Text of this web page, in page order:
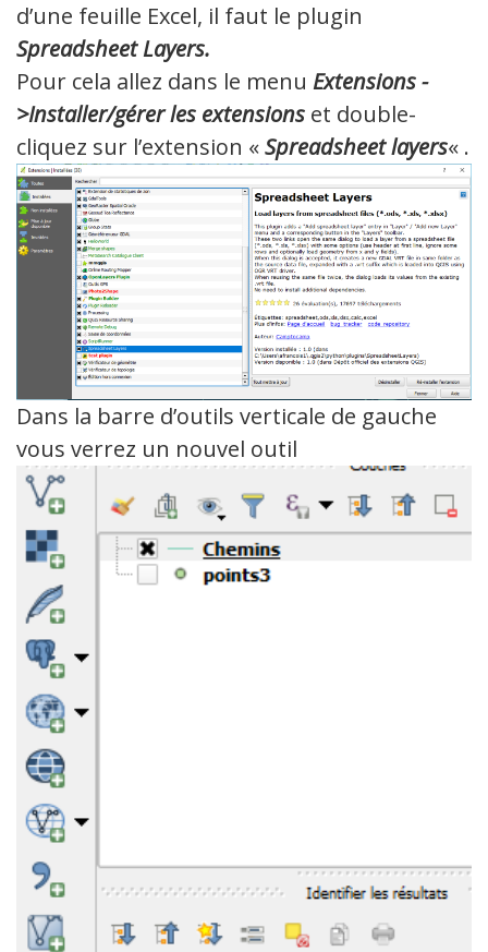
d’une feuille Excel, il faut le plugin
Spreadsheet Layers.
Pour cela allez dans le menu Extensions -
>Installer/gérer les extensions et double-
cliquez sur l’extension «Spreadsheet layers« .
Dans la barre d’outils verticale de gauche
vous verrez un nouvel outil